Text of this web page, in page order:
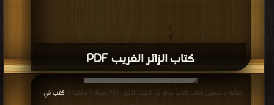
كتاب الزائر الغريب PDF
قراءة و تحميل كتاب كتاب خطر في البيت الأخير PDF مجانا | مكتبة > كتب في